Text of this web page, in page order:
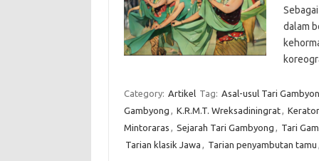
dalam
Category: Artikel Tag: Asal-usul Tari
Gambyong , K.R.M.T. Wreksadiningrat,
Mintoraras , Sejarah Tari Gambyong , Tari
Tarian klasik Jawa , Tarian penyambutan tamu ,